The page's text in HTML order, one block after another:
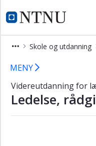
NTNU Hjemmeside
Skole og utdanning
Ledelse,
×
MENY
Videreutdanning for
Ledelse,